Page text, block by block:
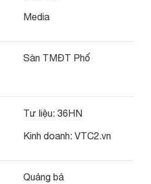
Media
Sàn TMĐT Phố
Tư liệu: 36HN
Kinh doanh: VTC2.vn
Quảng bá